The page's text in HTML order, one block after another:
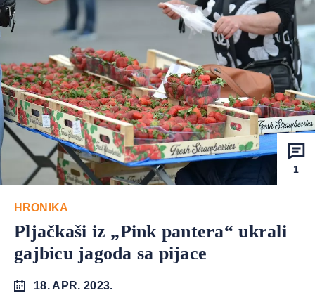
1
HRONIKA
Pljačkaši iz „Pink pantera“ ukrali
gajbicu jagoda sa pijace
18. APR. 2023.